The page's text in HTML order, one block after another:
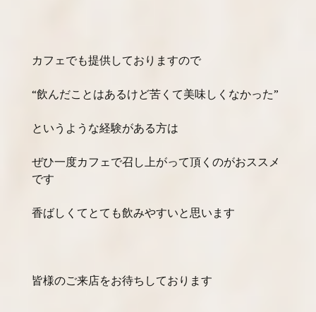
カフェでも提供しておりますので
“飲んだことはあるけど苦くて美味しくなかった”
というような経験がある方は
ぜひ一度カフェで召し上がって頂くのがおススメ
です
香ばしくてとても飲みやすいと思います
皆様のご来店をお待ちしております